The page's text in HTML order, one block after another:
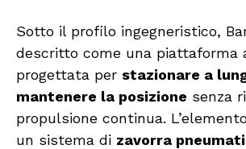
Sotto il profilo ingegneristico,
descritto come una piattaforma
progettata per stazionare a
mantenere la posizione senza
propulsione continua.
un sistema di zavorra